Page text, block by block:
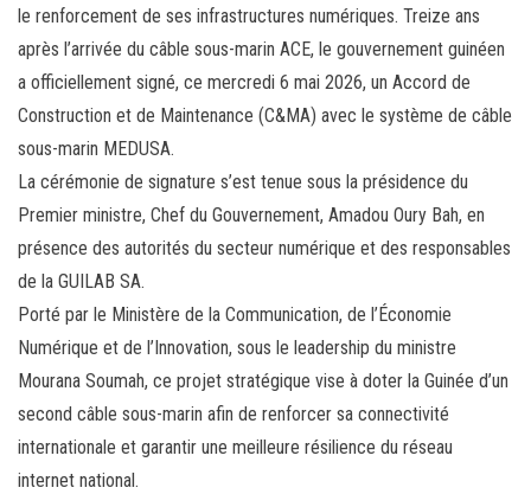
ok er
er
le renforcement de ses infrastructures numériques. Treize ans
après l’arrivée du câble sous-marin ACE, le gouvernement guinéen
a officiellement signé, ce mercredi 6 mai 2026, un Accord de
Construction et de Maintenance (C&MA) avec le système de câble
sous-marin MEDUSA.
La cérémonie de signature s’est tenue sous la présidence du
Premier ministre, Chef du Gouvernement, Amadou Oury Bah, en
présence des autorités du secteur numérique et des responsables
de la GUILAB SA.
Porté par le Ministère de la Communication, de l’Économie
Numérique et de l’Innovation, sous le leadership du ministre
Mourana Soumah, ce projet stratégique vise à doter la Guinée d’un
second câble sous-marin afin de renforcer sa connectivité
internationale et garantir une meilleure résilience du réseau
internet national.